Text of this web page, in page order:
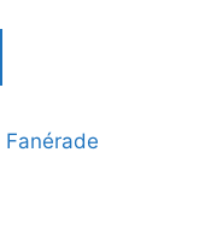
Fanérade